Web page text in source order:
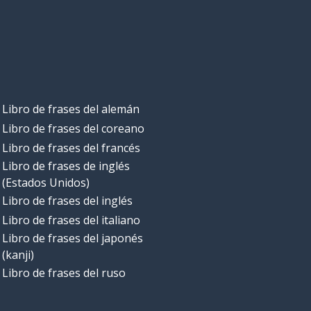
Libro de frases del alemán
Libro de frases del coreano
Libro de frases del francés
Libro de frases de inglés
(Estados Unidos)
Libro de frases del inglés
Libro de frases del italiano
Libro de frases del japonés
(kanji)
Libro de frases del ruso